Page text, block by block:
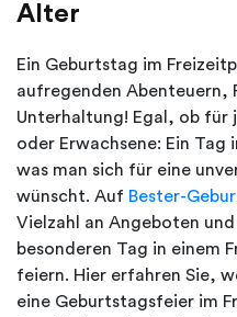
Alter
Ein Geburtstag im
aufregenden Abenteuern,
Unterhaltung! Egal, ob für
oder Erwachsene: Ein
was man sich für eine
wünscht. Auf Bester-
Vielzahl an Angeboten
besonderen Tag in einem
feiern. Hier erfahren Sie,
eine Geburtstagsfeier im